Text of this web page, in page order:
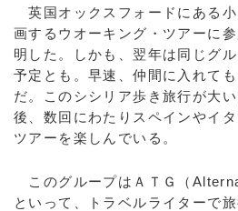
英国オックスフォードにある
画するウオーキング・ツアーに
明した。しかも、翌年は同じグ
予定とも。早速、仲間に入れて
だ。このシシリア歩き旅行が大
後、数回にわたりスペインやイ
ツアーを楽しんでいる。
このグループはＡＴＧ（
といって、トラベルライターで